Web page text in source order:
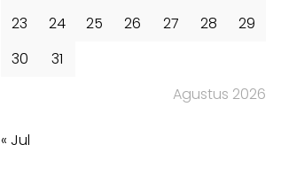
Agustus 2026
23
24 25 26 27 28
29
30
31
« Jul